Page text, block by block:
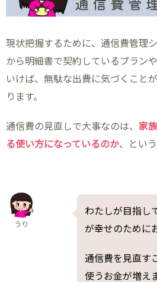
現状把握するために、通信費管理
から明細書で契約しているプラン
いけば、無駄な出費に気づくこと
ります。
通信費の見直しで大事なのは、 家
る使い方になっているのか、という
わたしが目指し
が幸せのために
通信費を見直す
使うお金が増え
うり